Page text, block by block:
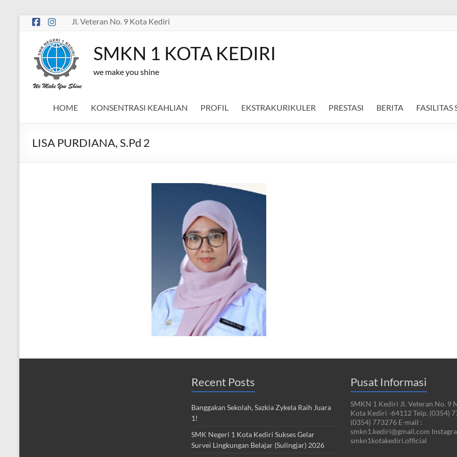
Skip
content
Jl. Veteran No. 9 Kota Kediri
SMKN 1 KOTA KEDIRI
we make you shine
HOME KONSENTRASI KEAHLIAN PROFIL EKSTRAKURIKULER PRESTASI BERITA FASILITAS
LISA PURDIANA, S.Pd 2
Recent Posts
Banggakan Sekolah, Sazkia Zykela Raih Juara
1!
SMK Negeri 1 Kota Kediri Sukses Gelar
Survei Lingkungan Belajar (Sulingjar) 2026
Pusat Informasi
SMKN 1 Kediri Jl. Veteran No. 9
Kota Kediri -64112 Telp. (0354)
(0354) 773276 E-mail :
smkn1.kediri@gmail.com
smkn1kotakediri.official